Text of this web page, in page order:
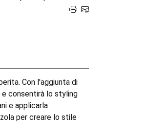
Con l'aggiunta di
consentirà lo styling
e applicarla
per creare lo stile